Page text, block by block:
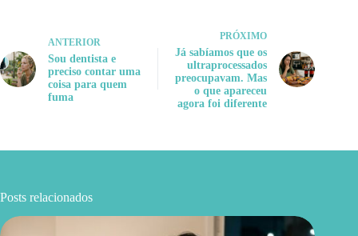
ANTERIOR
Sou dentista e
preciso contar uma
coisa para quem
fuma
PRÓXIMO
Já sabíamos que os
ultraprocessados
preocupavam. Mas
o que apareceu
agora foi diferente
Posts relacionados